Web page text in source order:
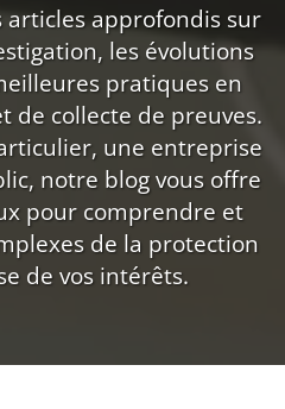
articles approfondis sur
les évolutions
pratiques en
de collecte de preuves.
une entreprise
notre blog vous offre
pour comprendre et
de la protection
de vos intérêts.